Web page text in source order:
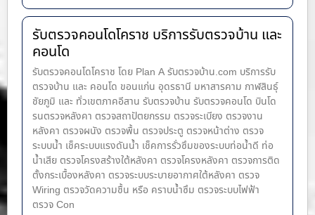
รับตรวจคอนโดโคราช บริการรับตรวจบ้าน และ
คอนโด
รับตรวจคอนโดโคราช โดย Plan A รับตรวจบ้าน.com บริการรับ
ตรวจบ้าน และ คอนโด ขอนแก่น อุดรธานี มหาสารคาม กาฬสินธุ์
ชัยภูมิ และ ทั่วเขตภาคอีสาน รับตรวจบ้าน รับตรวจคอนโด บินโด
รนตรวจหลังคา ตรวจสถาปัตยกรรม ตรวจระเบียง ตรวจงาน
หลังคา ตรวจผนัง ตรวจพื้น ตรวจประตู ตรวจหน้าต่าง​ ตรวจ
ระบบน้ำ เช็คระบบแรงดันน้ำ เช็คการรั่วซึมของระบบท่อน้ำ​ดี ท่อ
น้ำ​เสีย ตรวจโครงสร้างใต้หลังคา ตรวจโครงหลังคา ตรวจการติด
ตั้งกระเบื้องหลังคา ตรวจระบบระบายอากาศใต้หลังคา ตรวจ
Wiring ตรวจวัดความชื้น หรือ คราบน้ำซึม ตรวจระบบไฟฟ้า
ตรวจ Con